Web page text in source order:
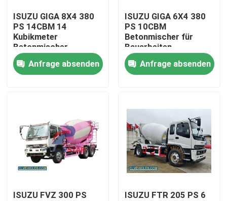
Haus
Produkte
Videos
ISUZU GIGA 8X4 380
PS 14CBM 14
Kubikmeter
Betonmischer
Anfrage absenden
ISUZU GIGA 6X4 380
PS 10CBM
Betonmischer für
Bauarbeiten
Anfrage absenden
ISUZU FVZ 300 PS
ISUZU FTR 205 PS 6